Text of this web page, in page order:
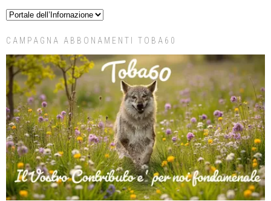
CAMPAGNA ABBONAMENTI TOBA60